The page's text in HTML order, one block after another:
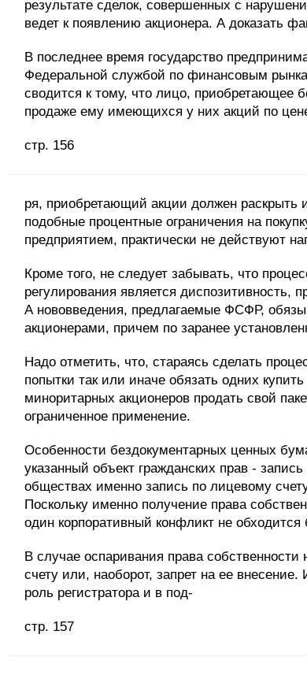
результате сделок, совершенных с
ведет к появлению акционера. А доказать
В последнее время государство
Федеральной службой по финансовым
сводится к тому, что лицо, приобретающее
продаже ему имеющихся у них акций по
стр. 156
ря, приобретающий акции должен раскрыть
подобные процентные ограничения на
предприятием, практически не действуют
Кроме того, не следует забывать, что
регулирования является диспозитивность,
А нововведения, предлагаемые ФСФР,
акционерами, причем по заранее
Надо отметить, что, стараясь сделать
попытки так или иначе обязать одних
миноритарных акционеров продать свой
ограниченное применение.
Особенности бездокументарных ценных
указанный объект гражданских прав -
обществах именно запись по лицевому
Поскольку именно получение права
один корпоративный конфликт не
В случае оспаривания права собственности
счету или, наоборот, запрет на ее
роль регистратора и в под-
стр. 157